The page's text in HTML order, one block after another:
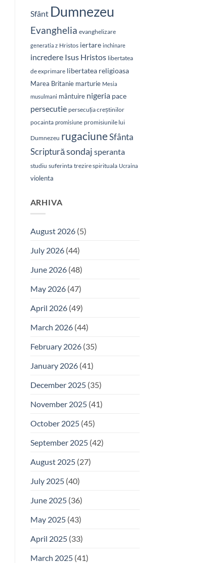
Sfânt Dumnezeu
Evanghelia evanghelizare
generatia z Hristos iertare inchinare
incredere Isus Hristos libertatea
de exprimare libertatea religioasa
Marea Britanie marturie Mesia
musulmani mântuire nigeria pace
persecutie persecuția creștinilor
pocainta promisiune promisiunile lui
Dumnezeu rugaciuneSfânta
Scripturăsondaj speranta
studiu suferinta trezire spirituala Ucraina
violenta
ARHIVA
August 2026(5)
July 2026(44)
June 2026(48)
May 2026(47)
April 2026(49)
March 2026(44)
February 2026(35)
January 2026(41)
December 2025(35)
November 2025(41)
October 2025(45)
September 2025(42)
August 2025(27)
July 2025(40)
June 2025(36)
May 2025(43)
April 2025(33)
March 2025(41)